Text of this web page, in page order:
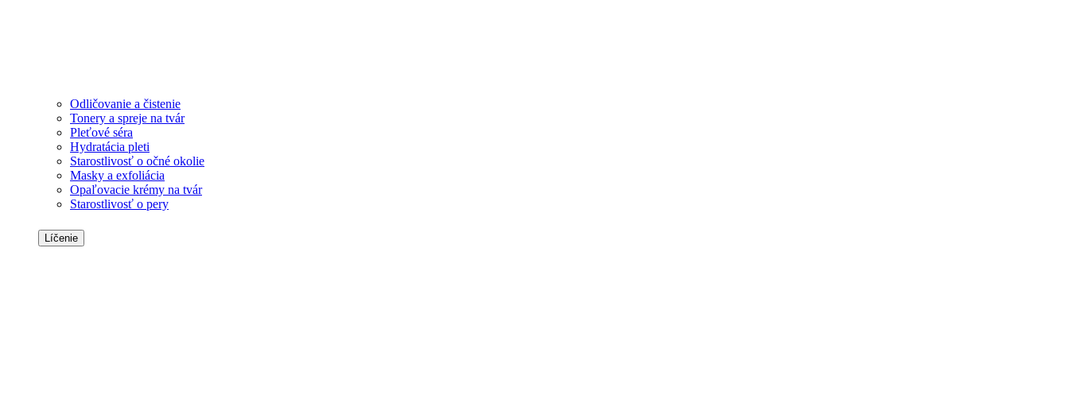
Odličovanie a čistenie
Tonery a spreje na tvár
Pleťové séra
Hydratácia pleti
Starostlivosť o očné okolie
Masky a exfoliácia
Opaľovacie krémy na tvár
Starostlivosť o pery
Líčenie